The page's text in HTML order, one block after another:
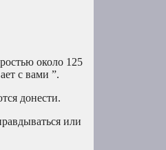
около 125
с вами ”.
донести.
или